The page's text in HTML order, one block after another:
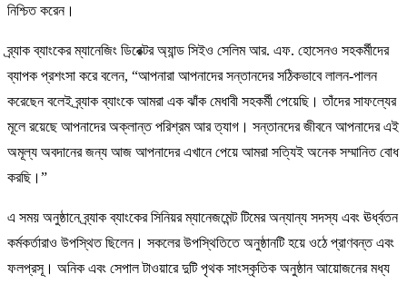
নিশ্চিত করেন।
ব্র্যাক ব্যাংকের ম্যানেজিং ডিরেক্টর অ্যান্ড সিইও সেলিম আর. এফ. হোসেনও সহকর্মীদের
ব্যাপক প্রশংসা করে বলেন, “আপনারা আপনাদের সন্তানদের সঠিকভাবে লালন-পালন
করেছেন বলেই ব্র্যাক ব্যাংকে আমরা এক ঝাঁক মেধাবী সহকর্মী পেয়েছি। তাঁদের সাফল্যের
মূলে রয়েছে আপনাদের অক্লান্ত পরিশ্রম আর ত্যাগ। সন্তানদের জীবনে আপনাদের এই
অমূল্য অবদানের জন্য আজ আপনাদের এখানে পেয়ে আমরা সত্যিই অনেক সম্মানিত বোধ
করছি।”
এ সময় অনুষ্ঠানে ব্র্যাক ব্যাংকের সিনিয়র ম্যানেজমেন্ট টিমের অন্যান্য সদস্য এবং ঊর্ধ্বতন
কর্মকর্তারাও উপস্থিত ছিলেন। সকলের উপস্থিতিতে অনুষ্ঠানটি হয়ে ওঠে প্রাণবন্ত এবং
ফলপ্রসূ। অনিক এবং সেপাল টাওয়ারে দুটি পৃথক সাংস্কৃতিক অনুষ্ঠান আয়োজনের মধ্য